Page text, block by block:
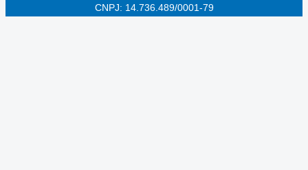
CNPJ: 14.736.489/0001-79